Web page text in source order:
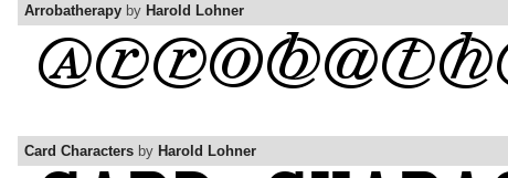
Arrobatherapy by Harold Lohner
Card Characters by Harold Lohner